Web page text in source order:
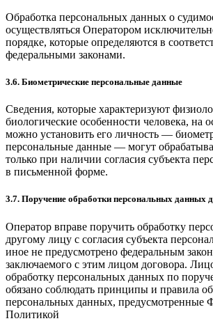
Обработка персональных данных о
осуществляться Оператором
порядке, которые определяются в
федеральными законами.
3.6. Биометрические персональные данные
Сведения, которые характеризуют
биологические особенности человека, на
можно установить его личность —
персональные данные — могут
только при наличии согласия субъекта
в письменной форме.
3.7. Поручение обработки персональных данных
Оператор вправе поручить обработку
другому лицу с согласия субъекта
иное не предусмотрено федеральным
заключаемого с этим лицом договора.
обработку персональных данных по
обязано соблюдать принципы и правила
персональных данных, предусмотренные
Политикой